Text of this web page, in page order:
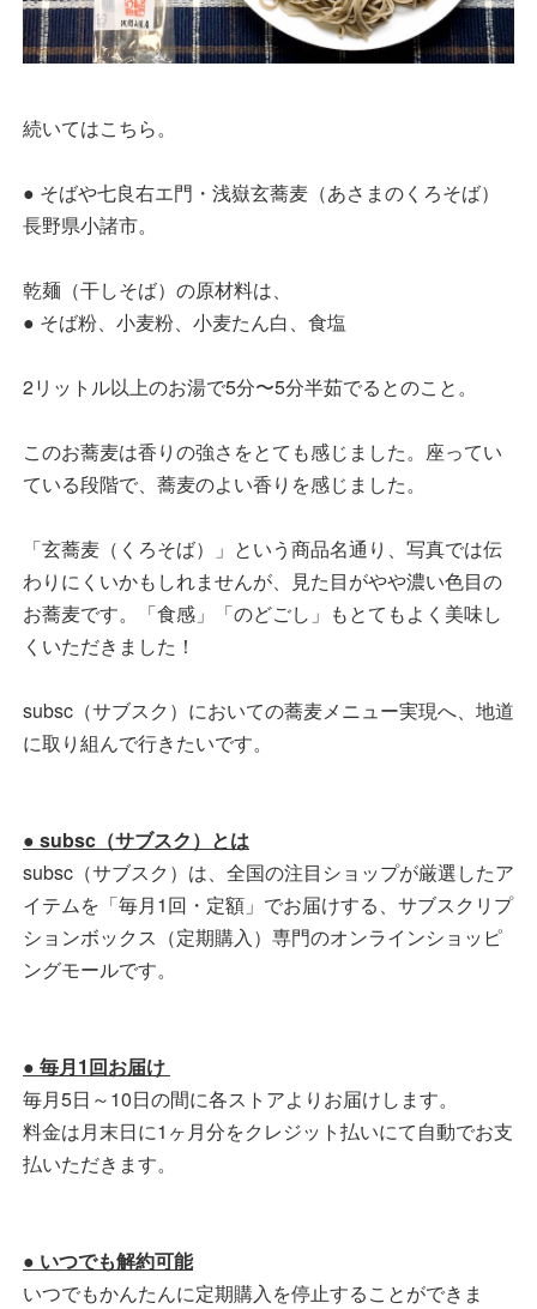
続いてはこちら。
● そばや七良右エ門・浅嶽玄蕎麦（あさまのくろそば）
長野県小諸市。
乾麺（干しそば）の原材料は、
● そば粉、小麦粉、小麦たん白、食塩
2リットル以上のお湯で5分〜5分半茹でるとのこと。
このお蕎麦は香りの強さをとても感じました。座ってい
ている段階で、蕎麦のよい香りを感じました。
「玄蕎麦（くろそば）」という商品名通り、写真では伝
わりにくいかもしれませんが、見た目がやや濃い色目の
お蕎麦です。「食感」「のどごし」もとてもよく美味し
くいただきました！
subsc（サブスク）においての蕎麦メニュー実現へ、地道
に取り組んで行きたいです。
● subsc（サブスク）とは
subsc（サブスク）は、全国の注目ショップが厳選したア
イテムを「毎月1回・定額」でお届けする、サブスクリプ
ションボックス（定期購入）専門のオンラインショッピ
ングモールです。
● 毎月1回お届け
毎月5日～10日の間に各ストアよりお届けします。
料金は月末日に1ヶ月分をクレジット払いにて自動でお支
払いただきます。
● いつでも解約可能
いつでもかんたんに定期購入を停止することができま